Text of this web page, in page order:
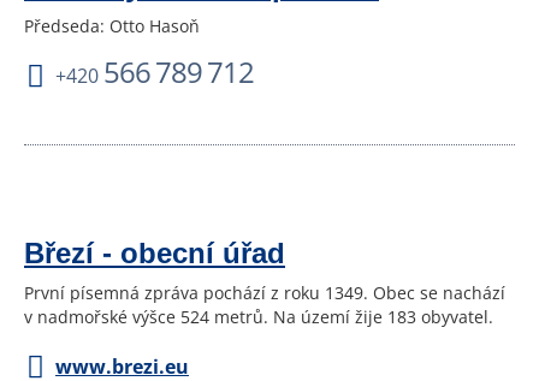
Předseda: Otto Hasoň
+420 566 789 712
Březí - obecní úřad
První písemná zpráva pochází z roku 1349. Obec se nachází
v nadmořské výšce 524 metrů. Na území žije 183 obyvatel.
www.brezi.eu